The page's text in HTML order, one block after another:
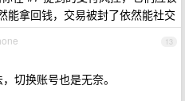
能拿回钱，交易被封了依然能社交
13
切换账号也是无奈。